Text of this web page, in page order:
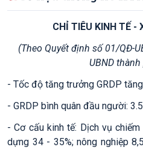
CHỈ TIÊU KINH TẾ -
(Theo Quyết định số 01/QĐ-
UBND
- Tốc độ tăng trưởng GRDP
- GRDP bình quân đầu người:
- Cơ cấu kinh tế: Dịch vụ
dựng 34 - 35%; nông nghiệp